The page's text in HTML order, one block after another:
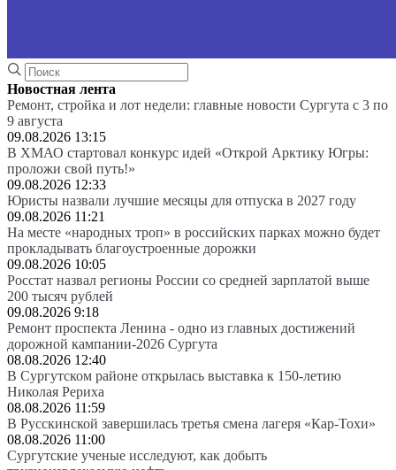
Новостная лента
Ремонт, стройка и лот недели: главные новости Сургута с 3 по
9 августа
09.08.2026 13:15
В ХМАО стартовал конкурс идей «Открой Арктику Югры:
проложи свой путь!»
09.08.2026 12:33
Юристы назвали лучшие месяцы для отпуска в 2027 году
09.08.2026 11:21
На месте «народных троп» в российских парках можно будет
прокладывать благоустроенные дорожки
09.08.2026 10:05
Росстат назвал регионы России со средней зарплатой выше
200 тысяч рублей
09.08.2026 9:18
Ремонт проспекта Ленина - одно из главных достижений
дорожной кампании-2026 Сургута
08.08.2026 12:40
В Сургутском районе открылась выставка к 150-летию
Николая Рериха
08.08.2026 11:59
В Русскинской завершилась третья смена лагеря «Кар-Тохи»
08.08.2026 11:00
Сургутские ученые исследуют, как добыть